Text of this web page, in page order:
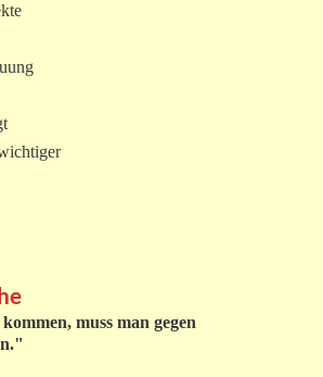
muss man gegen